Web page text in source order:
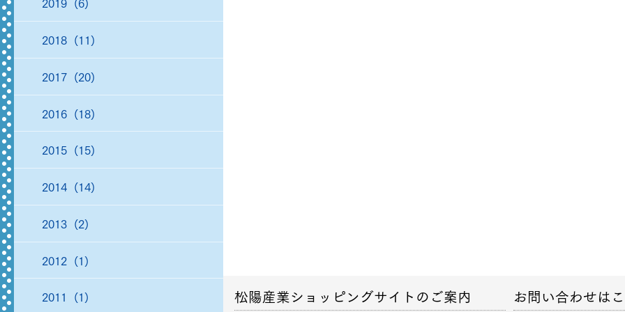
2018 (11)
2017 (20)
2016 (18)
2015 (15)
2014 (14)
2013 (2)
2012 (1)
2011 (1) 松陽産業ショッピングサイトのご案内 お問い合わせは